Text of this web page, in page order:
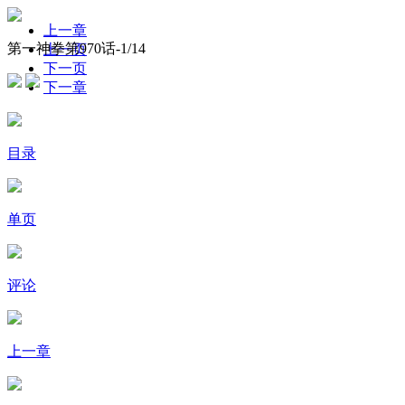
第一神拳第970话-1/14
上一章
上一页
下一页
下一章
目录
单页
评论
上一章